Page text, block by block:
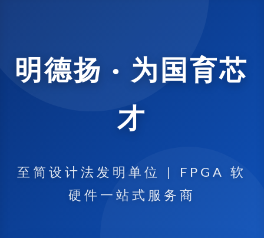
明德扬 · 为国育芯
才
至简设计法发明单位 | FPGA 软
硬件一站式服务商